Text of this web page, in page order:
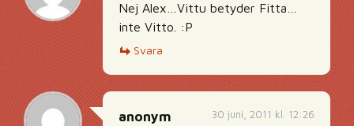
Nej Alex…Vittu betyder Fitta…
inte Vitto. :P
Svara
30 juni, 2011 kl. 12:26
anonym